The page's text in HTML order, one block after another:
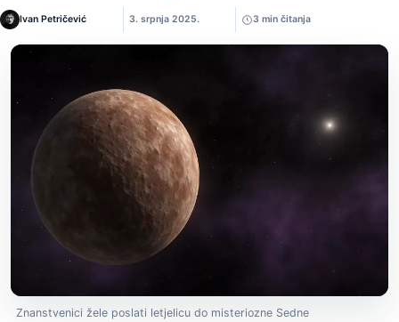
Ivan Petričević 3. srpnja 2025. 3 min čitanja
Znanstvenici žele poslati letjelicu do misteriozne Sedne